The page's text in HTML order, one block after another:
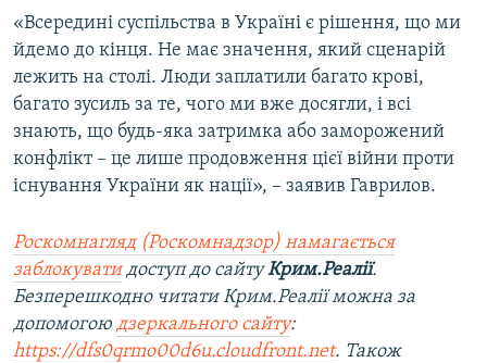
«Всередині суспільства в Україні є рішення, що ми
йдемо до кінця. Не має значення, який сценарій
лежить на столі. Люди заплатили багато крові,
багато зусиль за те, чого ми вже досягли, і всі
знають, що будь-яка затримка або заморожений
конфлікт – це лише продовження цієї війни проти
існування України як нації», – заявив Гаврилов.
Роскомнагляд (Роскомнадзор) намагається
заблокуватидоступ до сайтуКрим.Реалії.
Безперешкодно читати Крим.Реалії можна за
допомогою дзеркального сайту:
https://dfs0qrmo00d6u.cloudfront.net. Також